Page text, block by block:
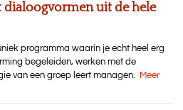
dialoogvormen uit de hele
programma waarin je echt heel erg
begeleiden, werken met de
van een groep leert managen.
Meer